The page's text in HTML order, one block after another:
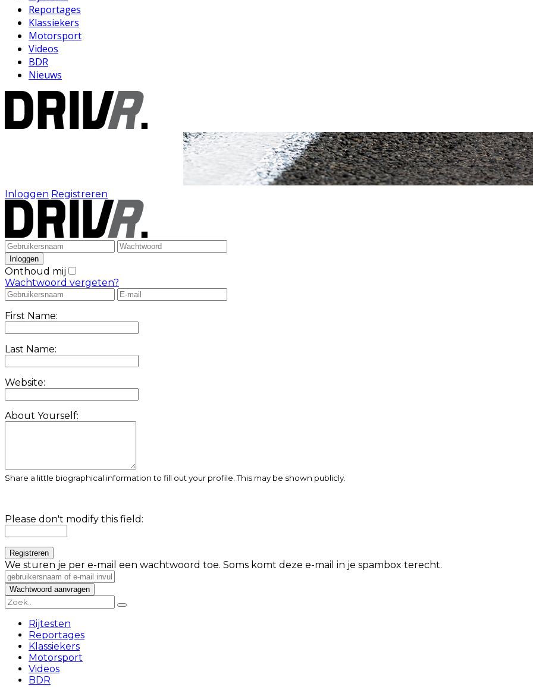
Reportages
Klassiekers
Motorsport
Videos
BDR
Nieuws
Inloggen Registreren
Onthoud mij
Wachtwoord vergeten?
First Name:
Last Name:
Website:
About Yourself:
Share a little biographical information to fill out your profile. This may be shown publicly.
Please don't modify this field:
We sturen je per e-mail een wachtwoord toe. Soms komt deze e-mail in je spambox terecht.
Rijtesten
Reportages
Klassiekers
Motorsport
Videos
BDR